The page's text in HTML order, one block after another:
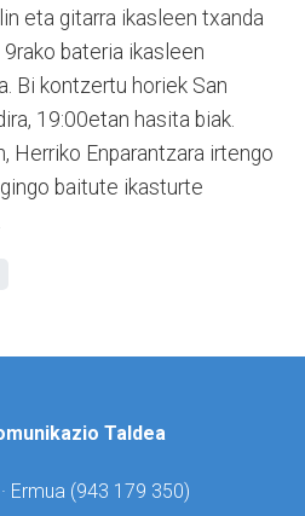
eta gitarra ikasleen txanda
bateria ikasleen
Bi kontzertu horiek San
19:00etan hasita biak.
Herriko Enparantzara irtengo
baitute ikasturte
Taldea
Ermua (943 179 350)